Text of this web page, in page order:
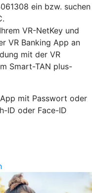
ein bzw. suchen
VR-NetKey und
VR Banking App an
mit der VR
Smart-TAN plus-
mit Passwort oder
ID oder Face-ID